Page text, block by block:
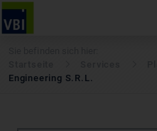
Engineering S.R.L.